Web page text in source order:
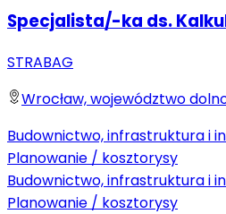
Specjalista/-ka ds.
STRABAG
Wrocław, województwo
Budownictwo, infrastruktura i
Planowanie / kosztorysy
Budownictwo, infrastruktura i
Planowanie / kosztorysy